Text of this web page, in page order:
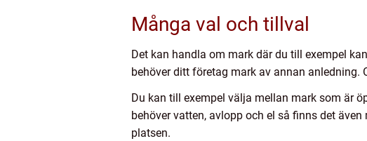
Många val och tillval
Det kan handla om mark där du till exempel
behöver ditt företag mark av annan
Du kan till exempel välja mellan mark som är
behöver vatten, avlopp och el så finns det
platsen.